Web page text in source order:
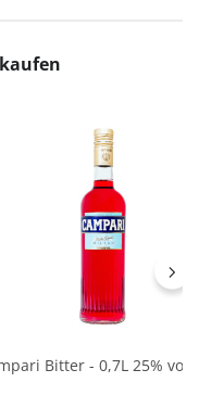
Bitter - 0,7L 25% vol